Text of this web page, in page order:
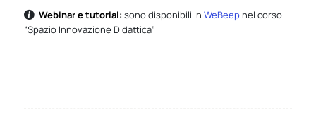
Webinar e tutorial:sono disponibili inWeBeep nel corso
“Spazio Innovazione Didattica”